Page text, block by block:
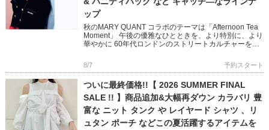
ップ
秋のMARY QUANT コラボのテーマは「Afternoon Tea
Moment」 午後の優雅なひとときを、より特別に、より
華やかに 60年代ロンドンのストリートカルチャーを象
8/7 予約スタート
ついに最終価格!!【 2026 SUMMER FINAL
SALE !! 】商品追加&大幅再ダウン カラバリ 豊
富な ニット タンク や レイヤード シャツ 、リ
ュタン ポーチ などこの夏活躍するアイテムを